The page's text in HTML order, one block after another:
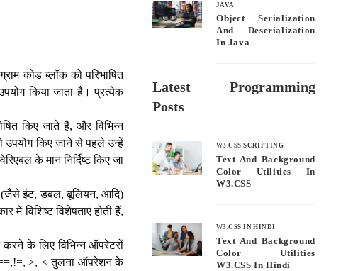
कोड ब्लॉक को परिभाषित
किया जाता है। प्रत्येक
किए जाते हैं, और विभिन्न
किए जाने से पहले उन्हें
के मान निर्दिष्ट किए जा
(जैसे इंट, डबल, बूलियन, आदि)
विशिष्ट विशेषताएं होती हैं,
के लिए विभिन्न ऑपरेटरों
==,!=, >, < तुलना ऑपरेशन के
JAVA
Object Serialization
And Deserialization
In Java
Latest Programming
Posts
W3.CSS SCRIPTING
Text And Background
Color Utilities In
W3.CSS
W3.CSS IN HINDI
Text And Background
Color Utilities
W3.CSS In Hindi